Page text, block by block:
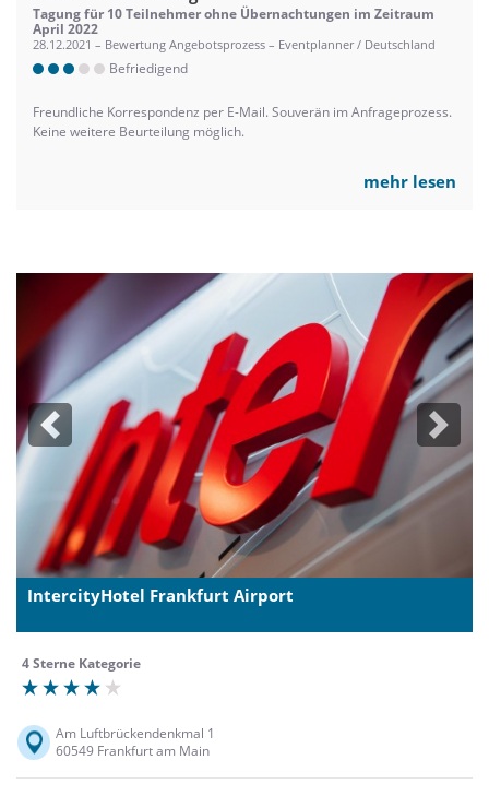
Tagung für 10 Teilnehmer ohne Übernachtungen im Zeitraum
April 2022
28.12.2021 – Bewertung Angebotsprozess – Eventplanner / Deutschland
Befriedigend
Freundliche Korrespondenz per E-Mail. Souverän im Anfrageprozess.
Keine weitere Beurteilung möglich.
mehr lesen
Previous Next
IntercityHotel Frankfurt Airport
4 Sterne Kategorie
Am Luftbrückendenkmal 1
60549 Frankfurt am Main